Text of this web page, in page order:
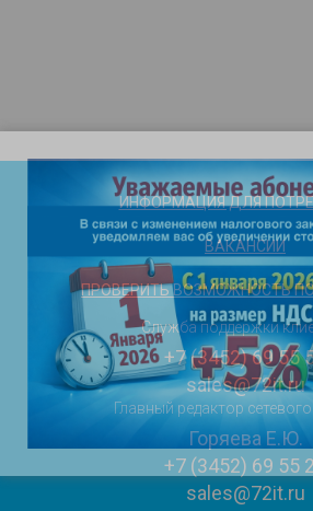
ИНФОРМАЦИЯ ДЛЯ
ВАКАНСИИ
ПРОВЕРИТЬ ВОЗМОЖНОСТЬ
Служба поддержки
+7 (3452) 69 55
sales@72it.ru
Главный редактор
Горяева Е.Ю.
+7 (3452) 69 55
sales@72it.ru